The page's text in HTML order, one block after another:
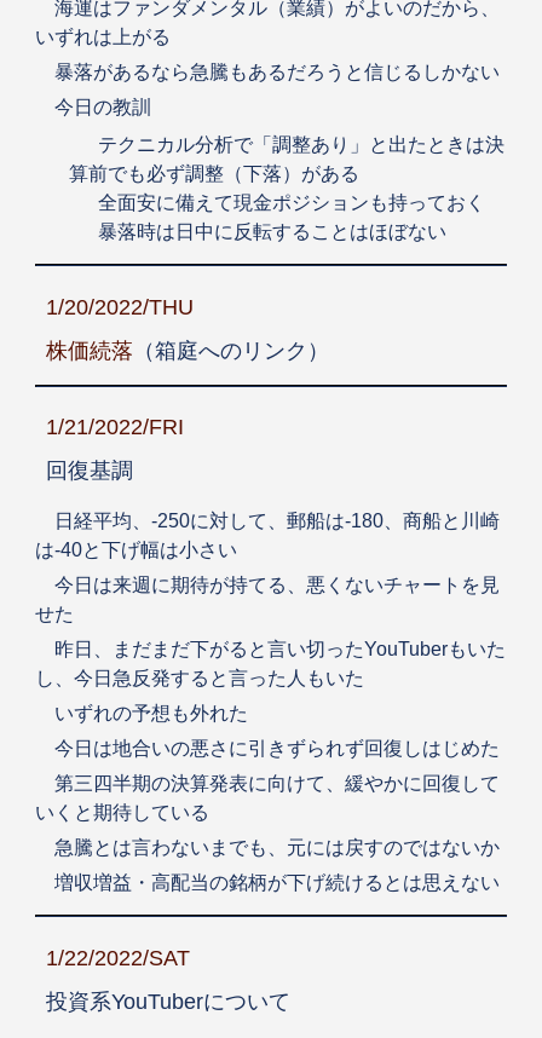
海運はファンダメンタル（業績）がよいのだから、
いずれは上がる
暴落があるなら急騰もあるだろうと信じるしかない
今日の教訓
テクニカル分析で「調整あり」と出たときは決
算前でも必ず調整（下落）がある
全面安に備えて現金ポジションも持っておく
暴落時は日中に反転することはほぼない
1/20/2022/THU
株価続落 （箱庭へのリンク）
1/21/2022/FRI
回復基調
日経平均、-250に対して、郵船は-180、商船と川崎
は-40と下げ幅は小さい
今日は来週に期待が持てる、悪くないチャートを見
せた
昨日、まだまだ下がると言い切ったYouTuberもいた
し、今日急反発すると言った人もいた
いずれの予想も外れた
今日は地合いの悪さに引きずられず回復しはじめた
第三四半期の決算発表に向けて、緩やかに回復して
いくと期待している
急騰とは言わないまでも、元には戻すのではないか
増収増益・高配当の銘柄が下げ続けるとは思えない
1/22/2022/SAT
投資系YouTuberについて